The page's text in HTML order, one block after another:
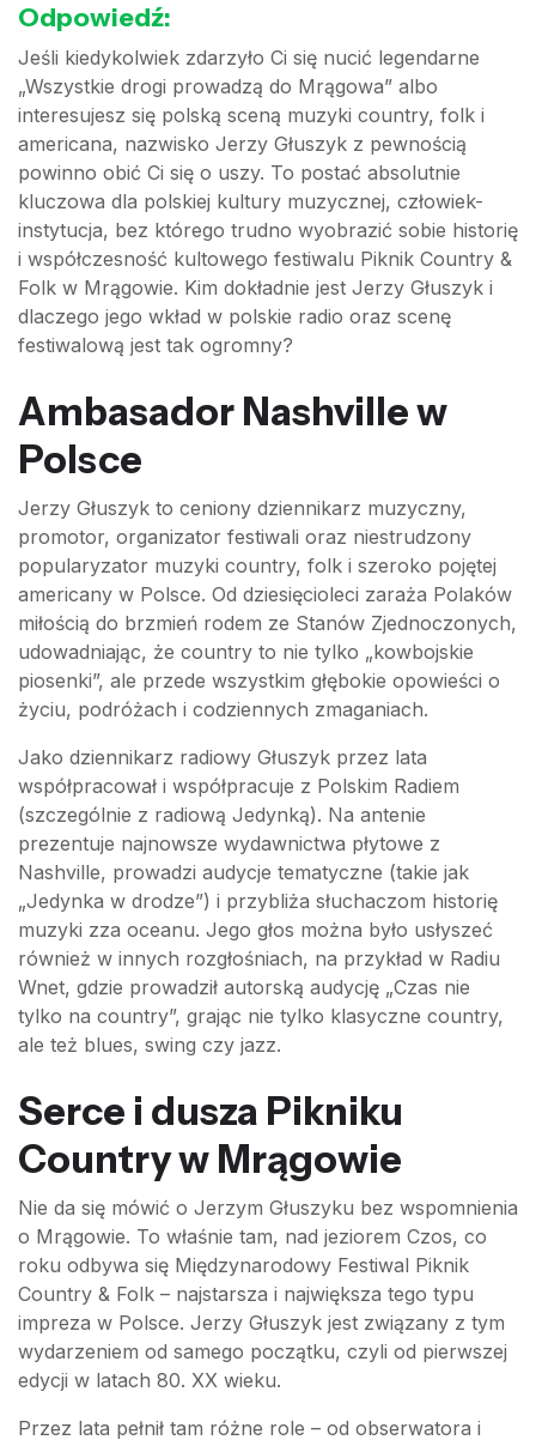
Odpowiedź:
Jeśli kiedykolwiek zdarzyło Ci się nucić legendarne
„Wszystkie drogi prowadzą do Mrągowa” albo
interesujesz się polską sceną muzyki country, folk i
americana, nazwisko Jerzy Głuszyk z pewnością
powinno obić Ci się o uszy. To postać absolutnie
kluczowa dla polskiej kultury muzycznej, człowiek-
instytucja, bez którego trudno wyobrazić sobie historię
i współczesność kultowego festiwalu Piknik Country &
Folk w Mrągowie. Kim dokładnie jest Jerzy Głuszyk i
dlaczego jego wkład w polskie radio oraz scenę
festiwalową jest tak ogromny?
Ambasador Nashville w
Polsce
Jerzy Głuszyk to ceniony dziennikarz muzyczny,
promotor, organizator festiwali oraz niestrudzony
popularyzator muzyki country, folk i szeroko pojętej
americany w Polsce. Od dziesięcioleci zaraża Polaków
miłością do brzmień rodem ze Stanów Zjednoczonych,
udowadniając, że country to nie tylko „kowbojskie
piosenki”, ale przede wszystkim głębokie opowieści o
życiu, podróżach i codziennych zmaganiach.
Jako dziennikarz radiowy Głuszyk przez lata
współpracował i współpracuje z Polskim Radiem
(szczególnie z radiową Jedynką). Na antenie
prezentuje najnowsze wydawnictwa płytowe z
Nashville, prowadzi audycje tematyczne (takie jak
„Jedynka w drodze”) i przybliża słuchaczom historię
muzyki zza oceanu. Jego głos można było usłyszeć
również w innych rozgłośniach, na przykład w Radiu
Wnet, gdzie prowadził autorską audycję „Czas nie
tylko na country”, grając nie tylko klasyczne country,
ale też blues, swing czy jazz.
Serce i dusza Pikniku
Country w Mrągowie
Nie da się mówić o Jerzym Głuszyku bez wspomnienia
o Mrągowie. To właśnie tam, nad jeziorem Czos, co
roku odbywa się Międzynarodowy Festiwal Piknik
Country & Folk – najstarsza i największa tego typu
impreza w Polsce. Jerzy Głuszyk jest związany z tym
wydarzeniem od samego początku, czyli od pierwszej
edycji w latach 80. XX wieku.
Przez lata pełnił tam różne role – od obserwatora i